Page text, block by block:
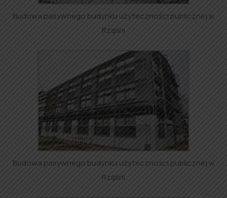
Budowa pasywnego budynku użyteczności publicznej w
Rząśni
Budowa pasywnego budynku użyteczności publicznej w
Rząśni